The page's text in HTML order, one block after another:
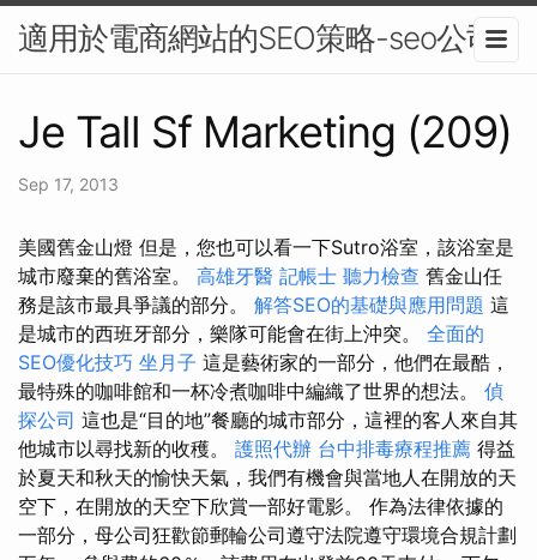
適用於電商網站的SEO策略-seo公司
Je Tall Sf Marketing (209)
Sep 17, 2013
美國舊金山燈 但是，您也可以看一下Sutro浴室，該浴室是
城市廢棄的舊浴室。 高雄牙醫 記帳士 聽力檢查 舊金山任
務是該市最具爭議的部分。 解答SEO的基礎與應用問題 這
是城市的西班牙部分，樂隊可能會在街上沖突。 全面的
SEO優化技巧 坐月子 這是藝術家的一部分，他們在最酷，
最特殊的咖啡館和一杯冷煮咖啡中編織了世界的想法。 偵
探公司 這也是“目的地”餐廳的城市部分，這裡的客人來自其
他城市以尋找新的收穫。 護照代辦 台中排毒療程推薦 得益
於夏天和秋天的愉快天氣，我們有機會與當地人在開放的天
空下，在開放的天空下欣賞一部好電影。 作為法律依據的
一部分，母公司狂歡節郵輪​​公司遵守法院遵守環境合規計劃